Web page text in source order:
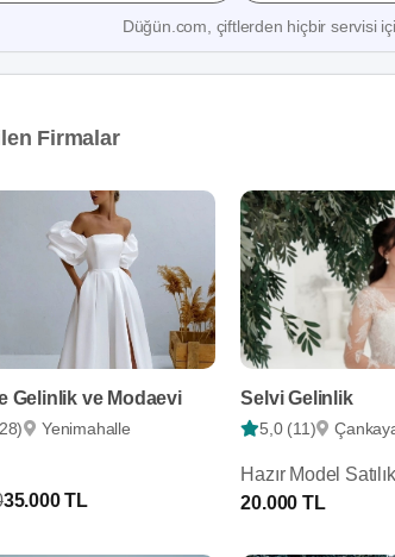
Düğün.com, çiftlerden hiçbir servisi
Firmalar
Gelinlik ve Modaevi
Yenimahalle
35.000 TL
Selvi Gelinlik
5,0 (11)
Hazır Model Satılık
20.000 TL